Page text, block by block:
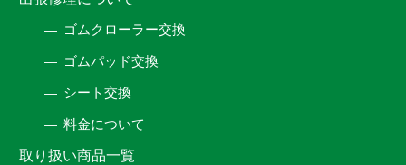
ゴムクローラー交換
ゴムパッド交換
シート交換
料金について
取り扱い商品一覧